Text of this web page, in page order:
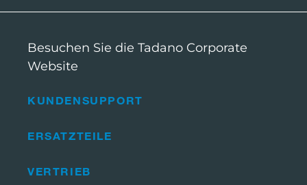
KUNDENSUPPORT
ERSATZTEILE
VERTRIEB
Besuchen Sie die Tadano Corporate
Website